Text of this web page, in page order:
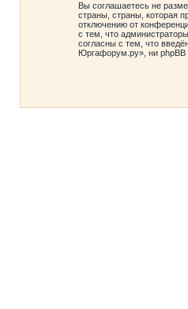
Вы соглашаетесь не
страны, страны, которая
отключению от
с тем, что
согласны с тем, что
Юргафорум.ру», ни phpBB